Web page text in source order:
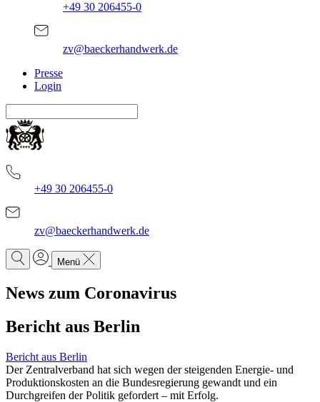
+49 30 206455-0
zv@baeckerhandwerk.de
Presse
Login
+49 30 206455-0
zv@baeckerhandwerk.de
Menü
News zum Coronavirus
Bericht aus Berlin
Bericht aus Berlin
Der Zentralverband hat sich wegen der steigenden Energie- und
Produktionskosten an die Bundesregierung gewandt und ein
Durchgreifen der Politik gefordert – mit Erfolg.